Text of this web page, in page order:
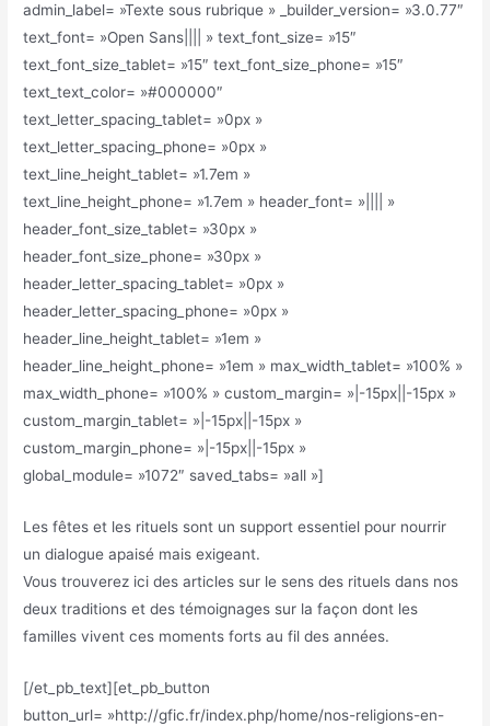
admin_label= »Texte sous rubrique » _builder_version= »3.0.77″
text_font= »Open Sans|||| » text_font_size= »15″
text_font_size_tablet= »15″ text_font_size_phone= »15″
text_text_color= »#000000″
text_letter_spacing_tablet= »0px »
text_letter_spacing_phone= »0px »
text_line_height_tablet= »1.7em »
text_line_height_phone= »1.7em » header_font= »|||| »
header_font_size_tablet= »30px »
header_font_size_phone= »30px »
header_letter_spacing_tablet= »0px »
header_letter_spacing_phone= »0px »
header_line_height_tablet= »1em »
header_line_height_phone= »1em » max_width_tablet= »100% »
max_width_phone= »100% » custom_margin= »|-15px||-15px »
custom_margin_tablet= »|-15px||-15px »
custom_margin_phone= »|-15px||-15px »
global_module= »1072″ saved_tabs= »all »]
Les fêtes et les rituels sont un support essentiel pour nourrir
un dialogue apaisé mais exigeant.
Vous trouverez ici des articles sur le sens des rituels dans nos
deux traditions et des témoignages sur la façon dont les
familles vivent ces moments forts au fil des années.
[/et_pb_text][et_pb_button
button_url= »http://gfic.fr/index.php/home/nos-religions-en-